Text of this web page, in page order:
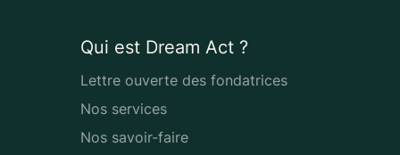
Qui est Dream Act ?
Lettre ouverte des fondatrices
Nos services
Nos savoir-faire